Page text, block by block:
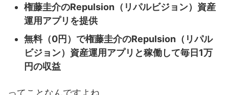
権藤圭介のRepulsion（リパルビジョン）資産
運用アプリを提供
無料（0円）で権藤圭介のRepulsion（リパル
ビジョン）資産運用アプリと稼働して毎日1万
円の収益